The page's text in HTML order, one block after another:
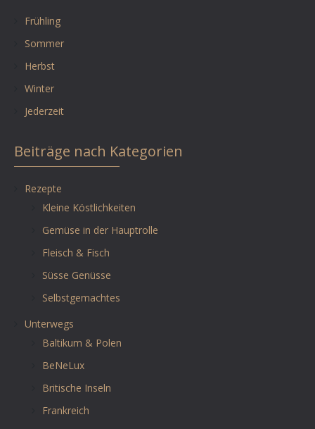
Frühling
Sommer
Herbst
Winter
Jederzeit
Beiträge nach Kategorien
Rezepte
Kleine Köstlichkeiten
Gemüse in der Hauptrolle
Fleisch & Fisch
Süsse Genüsse
Selbstgemachtes
Unterwegs
Baltikum & Polen
BeNeLux
Britische Inseln
Frankreich